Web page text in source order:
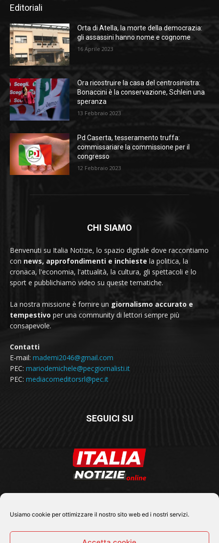
Usiamo cookie per ottimizzare il nostro sito web ed i nostri servizi.
Editoriali
Orta di Atella, la morte della democrazia:
gli assassini hanno nome e cognome
16 Aprile 2023
Ora ricostruire la casa del centrosinistra:
Bonaccini è la conservazione, Schlein una
speranza
13 Febbraio 2023
Pd Caserta, tesseramento truffa:
commissariare la commissione per il
congresso
12 Febbraio 2023
CHI SIAMO
Benvenuti su Italia Notizie, lo spazio digitale dove raccontiamo
con news, approfondimenti e inchieste la politica, la
cronaca, l'economia, l'attualità, la cultura, gli spettacoli e lo
sport e pubblichiamo video su queste tematiche.
La nostra missione è fornire un giornalismo accurato e
tempestivo per una community di lettori sempre più
consapevole.
Contatti
E-mail: mademi2046@gmail.com
PEC: mariodemichele@pecgiornalisti.it
PEC: mediacomeditorsrl@pec.it
SEGUICI SU